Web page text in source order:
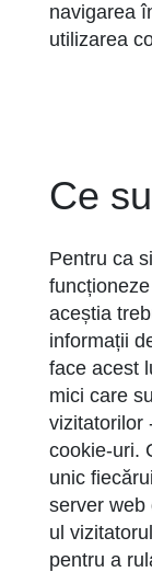
navigarea
utilizarea
Ce
Pentru ca
aceștia
informații
face acest
mici care
vizitatorilor
cookie-uri.
unic
server web
ul
pentru a